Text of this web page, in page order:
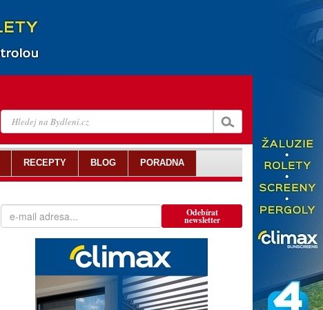
Odebírat
newsletter
RECEPTY BLOG PORADNA